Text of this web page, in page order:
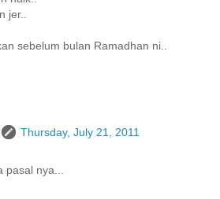
jer..
sebelum bulan Ramadhan ni..
Thursday, July 21, 2011
nya...